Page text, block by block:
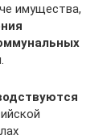
имущества,